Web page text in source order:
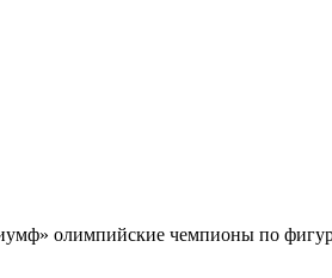
олимпийские чемпионы по